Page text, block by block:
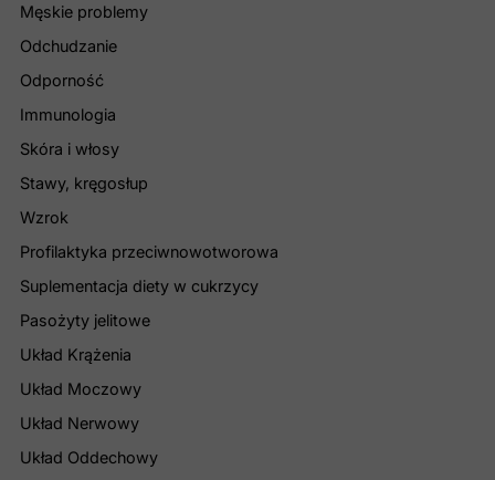
Męskie problemy
Odchudzanie
Odporność
Immunologia
Skóra i włosy
Stawy, kręgosłup
Wzrok
Profilaktyka przeciwnowotworowa
Suplementacja diety w cukrzycy
Pasożyty jelitowe
Układ Krążenia
Układ Moczowy
Układ Nerwowy
Układ Oddechowy